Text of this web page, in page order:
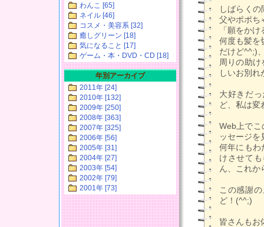
しばらく
父やポポち
「願をか
何度も髪を
だけど^^;)
周りの助
しいお別れ
大好きだ
ど、私は変
Web上でこ
ッセージを
何年にもわ
けさせて
ん、これか
この感謝
ど！(^^;)
皆さんもお
わんこ [65]
ネイル [46]
コスメ・美容系 [32]
癒しグリーン [18]
気になること [17]
ゲーム・本・DVD・CD [18]
年別アーカイブ
2011年 [24]
2010年 [132]
2009年 [250]
2008年 [363]
2007年 [325]
2006年 [56]
2005年 [31]
2004年 [27]
2003年 [54]
2002年 [79]
2001年 [73]